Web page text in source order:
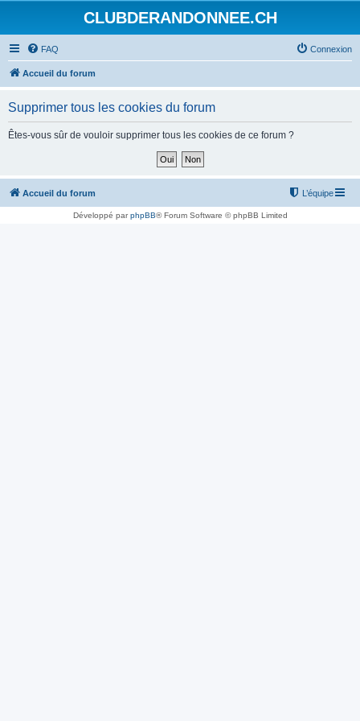
CLUBDERANDONNEE.CH
FAQ Connexion
Accueil du forum
Supprimer tous les cookies du forum
Êtes-vous sûr de vouloir supprimer tous les cookies de ce forum ?
Accueil du forum L’équipe
Développé parphpBB® Forum Software © phpBB Limited